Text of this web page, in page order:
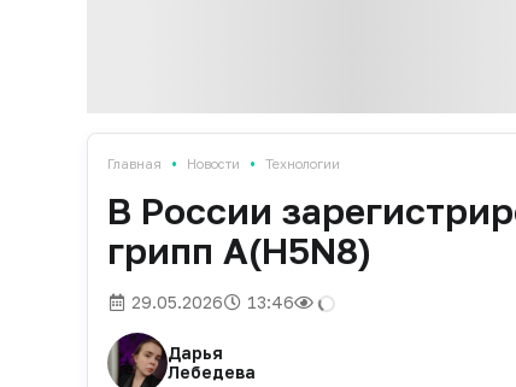
Главная • Новости • Технологии
В России
грипп A(H5N8)
29.05.2026 13:46
Дарья
Лебедева